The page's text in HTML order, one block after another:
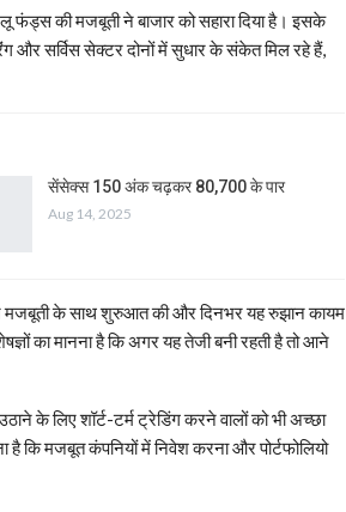
फंड्स की मजबूती ने बाजार को सहारा दिया है। इसके
और सर्विस सेक्टर दोनों में सुधार के संकेत मिल रहे हैं,
सेंसेक्स 150 अंक चढ़कर 80,700 के पार
Aug 14, 2025
के साथ शुरुआत की और दिनभर यह रुझान कायम
का मानना है कि अगर यह तेजी बनी रहती है तो आने
के लिए शॉर्ट-टर्म ट्रेडिंग करने वालों को भी अच्छा
है कि मजबूत कंपनियों में निवेश करना और पोर्टफोलियो